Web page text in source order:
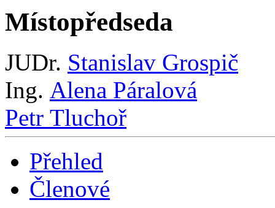
Místopředseda
JUDr. Stanislav Grospič
Ing. Alena Páralová
Petr Tluchoř
Přehled
Členové